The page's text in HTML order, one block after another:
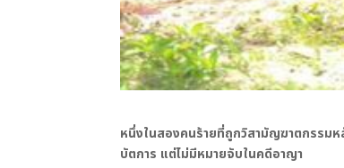
หนึ่งในสองคนร้ายที่ถูกวิสามัญฆาตกรรมห
บัตการ แต่ไม่มีหมายจับในคดีอาญา